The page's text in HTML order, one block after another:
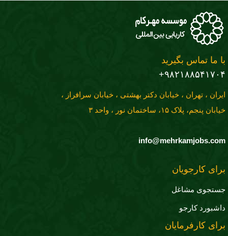
با ما تماس بگیرید
۹۸۲۱۸۸۵۴۱۷۰۴+
ایران ، تهران ، خیابان دکتر بهشتی ، خیابان سرافراز ،
خیابان پنجم، پلاک ۱۵، ساختمان نور ، واحد ۳
info@mehrkamjobs.com
برای کارجویان
جستجوی مشاغل
داشبورد کارجو
برای کارفرمایان